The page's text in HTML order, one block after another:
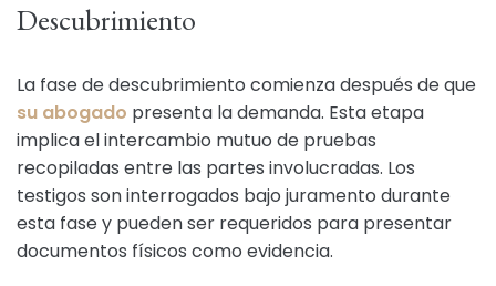
Descubrimiento
La fase de descubrimiento comienza después de que
su abogado presenta la demanda. Esta etapa
implica el intercambio mutuo de pruebas
recopiladas entre las partes involucradas. Los
testigos son interrogados bajo juramento durante
esta fase y pueden ser requeridos para presentar
documentos físicos como evidencia.